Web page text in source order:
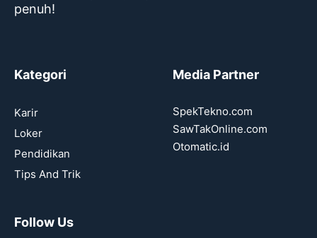
penuh!
Kategori
Karir
Loker
Pendidikan
Tips And Trik
Media Partner
SpekTekno.com
SawTakOnline.com
Otomatic.id
Follow Us